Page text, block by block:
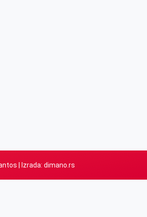
| Izrada: dimano.rs